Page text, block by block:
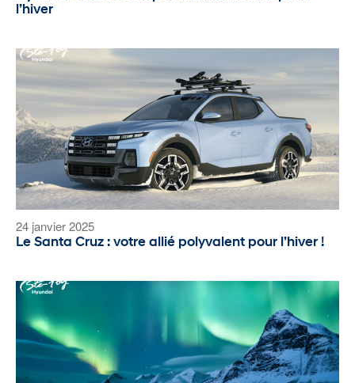
l’hiver
24 janvier 2025
Le Santa Cruz : votre allié polyvalent pour l’hiver !